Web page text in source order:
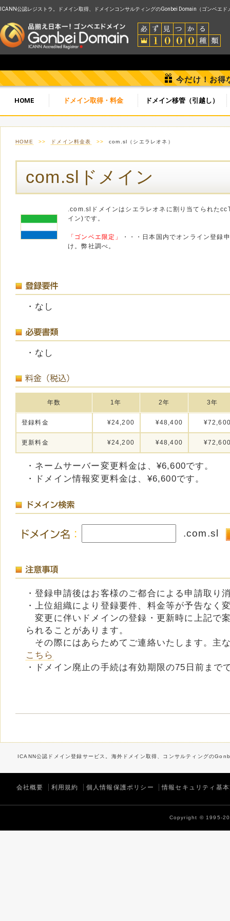
ICANN公認レジストラ。ドメイン取得、ドメインコンサルティングのGonbei Domain（ゴンベエド
今だけ！お得
HOME ドメイン取得・料金 ドメイン移管（引越し）
HOME >> ドメイン料金表 >> com.sl（シエラレオネ）
com.slドメイン
.com.slドメインはシエラレオネに割り当てられた
イン)です。
「ゴンベエ限定」
・・・日本国内でオンライン登録
け。弊社調べ。
・なし
・なし
年数 1年 2年 3年
登録料金 ¥24,200 ¥48,400
更新料金 ¥24,200 ¥48,400
・ネームサーバー変更料金は、¥6,600です。
・ドメイン情報変更料金は、¥6,600です。
.com.sl
・登録申請後はお客様のご都合による申請取り
・上位組織により登録要件、料金等が予告なく
変更に伴いドメインの登録・更新時に上記で
られることがあります。
その際にはあらためてご連絡いたします。主
こちら
・ドメイン廃止の手続は有効期限の75日前まで
ICANN公認ドメイン登録サービス。海外ドメイン取得、コンサルティングの
会社概要 利用規約 個人情報保護ポリシー 情報セキュリティ基
Copyright © 1995-